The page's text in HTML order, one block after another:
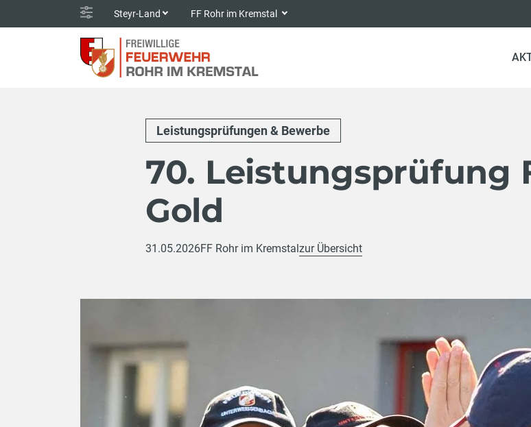
Steyr-Land FF Rohr im Kremstal
Leistungsprüfungen & Bewerbe
70. Leistungsprüfung
Gold
31.05.2026FF Rohr im Kremstal zur Übersicht